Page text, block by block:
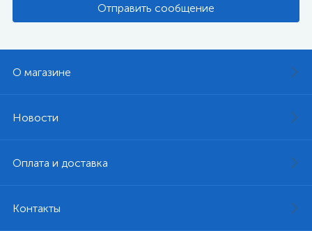
Отправить сообщение
О магазине
Новости
Оплата и доставка
Контакты